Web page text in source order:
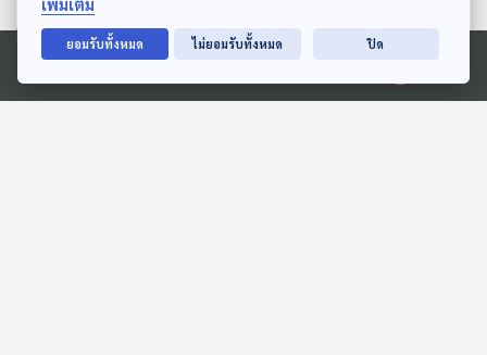
Ⓒ 2020 องค์การกระจายเสียงและแพร่ภาพสาธารณะแห่งประเทศไทย
EP. 185: บุกอู่ฮั่น หลัง 5 ปี
ที่โควิดระบาด
ยุทธ
เพิ่มเติม
ยอมรับทั้งหมด ไม่ยอมรับทั้งหมด ปิด